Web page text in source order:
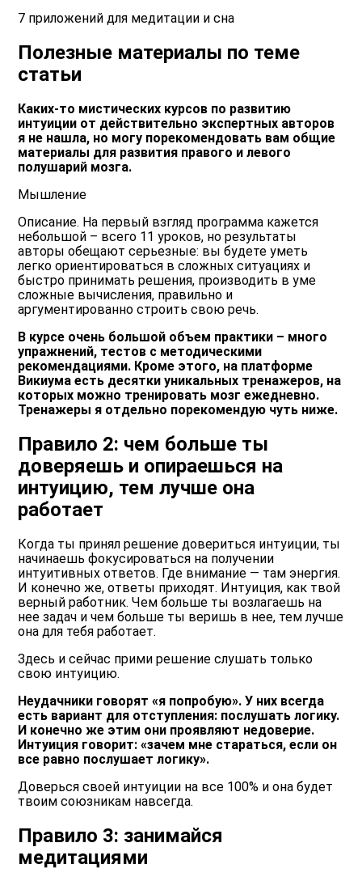
7 приложений для медитации и сна
Полезные материалы по теме
статьи
Каких-то мистических курсов по развитию
интуиции от действительно экспертных авторов
я не нашла, но могу порекомендовать вам общие
материалы для развития правого и левого
полушарий мозга.
Мышление
Описание. На первый взгляд программа кажется
небольшой – всего 11 уроков, но результаты
авторы обещают серьезные: вы будете уметь
легко ориентироваться в сложных ситуациях и
быстро принимать решения, производить в уме
сложные вычисления, правильно и
аргументированно строить свою речь.
В курсе очень большой объем практики – много
упражнений, тестов с методическими
рекомендациями. Кроме этого, на платформе
Викиума есть десятки уникальных тренажеров, на
которых можно тренировать мозг ежедневно.
Тренажеры я отдельно порекомендую чуть ниже.
Правило 2: чем больше ты
доверяешь и опираешься на
интуицию, тем лучше она
работает
Когда ты принял решение довериться интуиции, ты
начинаешь фокусироваться на получении
интуитивных ответов. Где внимание — там энергия.
И конечно же, ответы приходят. Интуиция, как твой
верный работник. Чем больше ты возлагаешь на
нее задач и чем больше ты веришь в нее, тем лучше
она для тебя работает.
Здесь и сейчас прими решение слушать только
свою интуицию.
Неудачники говорят «я попробую». У них всегда
есть вариант для отступления: послушать логику.
И конечно же этим они проявляют недоверие.
Интуиция говорит: «зачем мне стараться, если он
все равно послушает логику».
Доверься своей интуиции на все 100% и она будет
твоим союзникам навсегда.
Правило 3: занимайся
медитациями